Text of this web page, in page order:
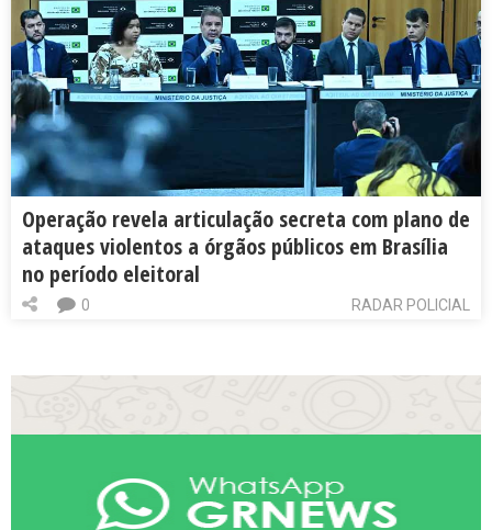
Operação revela articulação secreta com plano de
ataques violentos a órgãos públicos em Brasília
no período eleitoral
RADAR POLICIAL
0